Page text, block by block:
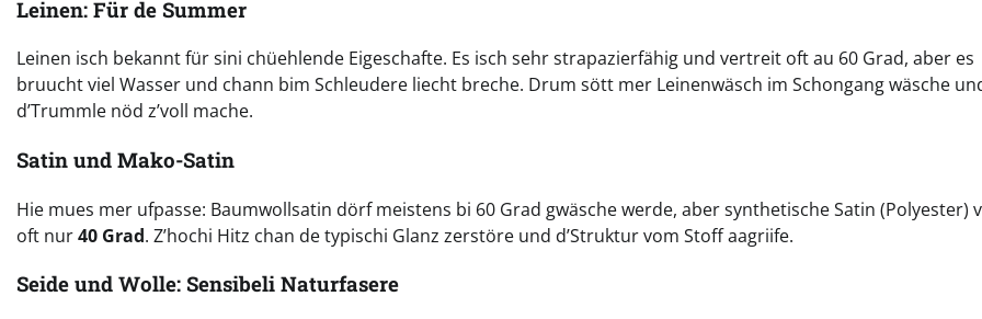
Leinen: Für de Summer
Leinen isch bekannt für sini chüehlende Eigeschafte. Es isch sehr strapazierfähig und vertreit oft au 60 Grad, aber es
bruucht viel Wasser und chann bim Schleudere liecht breche. Drum sött mer Leinenwäsch im Schongang wäsche
d’Trummle nöd z’voll mache.
Satin und Mako-Satin
Hie mues mer ufpasse: Baumwollsatin dörf meistens bi 60 Grad gwäsche werde, aber synthetische Satin (Polyester)
oft nur40 Grad. Z’hochi Hitz chan de typischi Glanz zerstöre und d’Struktur vom Stoff aagriife.
Seide und Wolle: Sensibeli Naturfasere